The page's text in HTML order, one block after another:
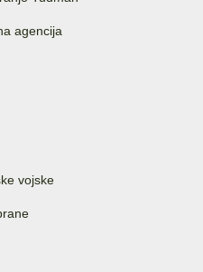
agencija
vojske